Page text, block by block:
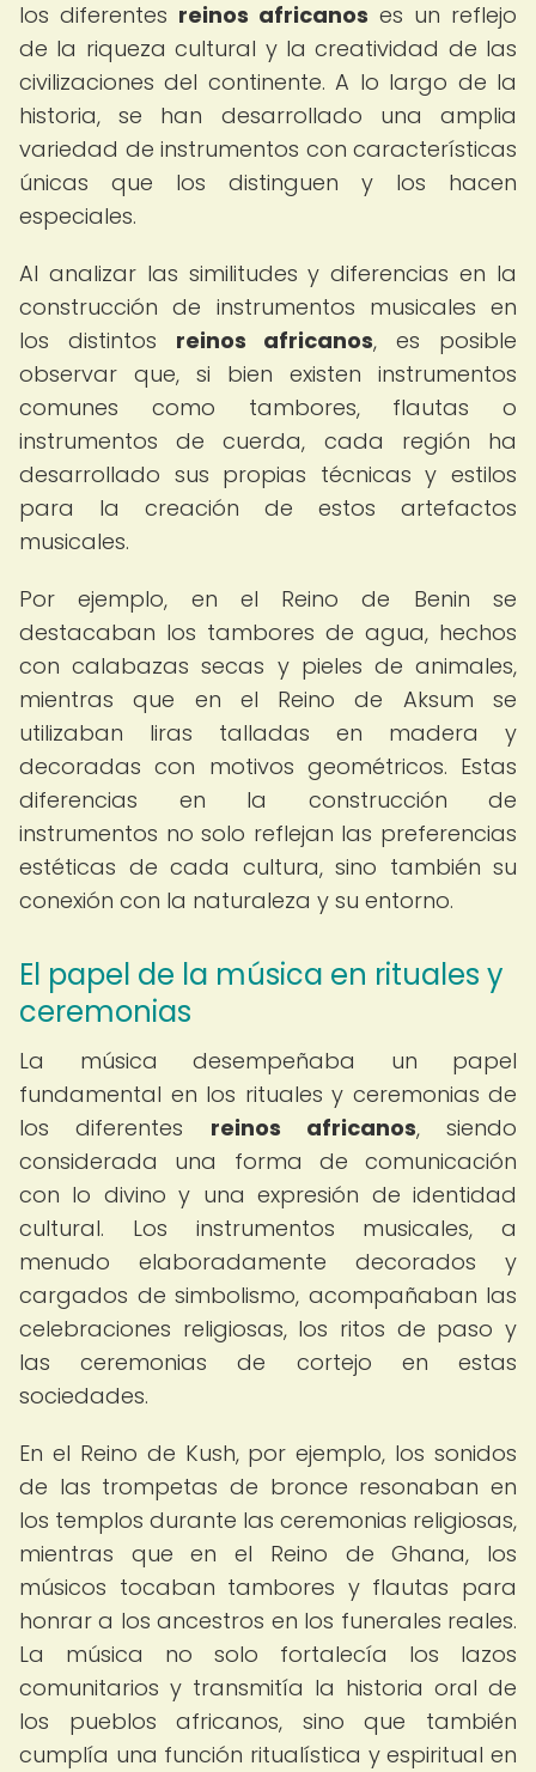
los diferentes reinos africanos es un reflejo
de la riqueza cultural y la creatividad de las
civilizaciones del continente. A lo largo de la
historia, se han desarrollado una amplia
variedad de instrumentos con características
únicas que los distinguen y los hacen
especiales.
Al analizar las similitudes y diferencias en la
construcción de instrumentos musicales en
los distintos reinos africanos, es posible
observar que, si bien existen instrumentos
comunes como tambores, flautas o
instrumentos de cuerda, cada región ha
desarrollado sus propias técnicas y estilos
para la creación de estos artefactos
musicales.
Por ejemplo, en el Reino de Benin se
destacaban los tambores de agua, hechos
con calabazas secas y pieles de animales,
mientras que en el Reino de Aksum se
utilizaban liras talladas en madera y
decoradas con motivos geométricos. Estas
diferencias en la construcción de
instrumentos no solo reflejan las preferencias
estéticas de cada cultura, sino también su
conexión con la naturaleza y su entorno.
El papel de la música en rituales y
ceremonias
La música desempeñaba un papel
fundamental en los rituales y ceremonias de
los diferentes reinos africanos, siendo
considerada una forma de comunicación
con lo divino y una expresión de identidad
cultural. Los instrumentos musicales, a
menudo elaboradamente decorados y
cargados de simbolismo, acompañaban las
celebraciones religiosas, los ritos de paso y
las ceremonias de cortejo en estas
sociedades.
En el Reino de Kush, por ejemplo, los sonidos
de las trompetas de bronce resonaban en
los templos durante las ceremonias religiosas,
mientras que en el Reino de Ghana, los
músicos tocaban tambores y flautas para
honrar a los ancestros en los funerales reales.
La música no solo fortalecía los lazos
comunitarios y transmitía la historia oral de
los pueblos africanos, sino que también
cumplía una función ritualística y espiritual en